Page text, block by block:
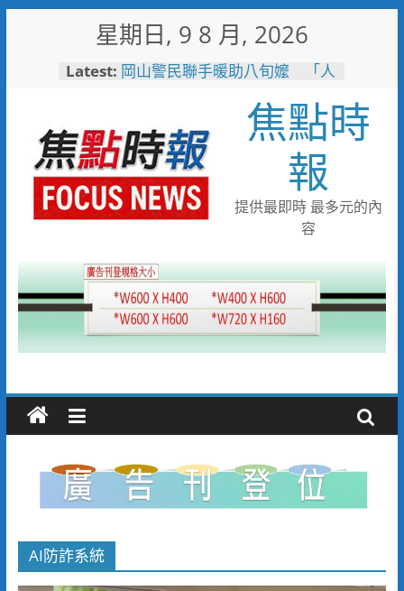
星期日, 9 8 月, 2026
Latest: 岡山警民聯手暖助八旬嬤 「人
高雄4,599件作品傳遞拒毒信
念 「2026港都反毒盃」用畫
筆打造兒童防毒力
498位大專青年返鄉 彰化暑期
工讀營隊結業
彰化縣運會6項10人破大會紀錄
臺南社區防暴劇力拚全國 環湖
社區奪季軍、民榮社區獲佳作
焦點時
報
提供最即時 最多元的內
容
AI防詐系統